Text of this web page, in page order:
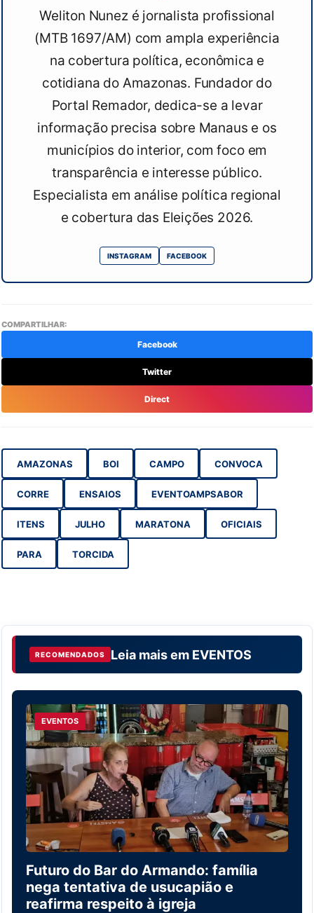
Weliton Nunez é jornalista profissional
(MTB 1697/AM) com ampla experiência
na cobertura política, econômica e
cotidiana do Amazonas. Fundador do
Portal Remador, dedica-se a levar
informação precisa sobre Manaus e os
municípios do interior, com foco em
transparência e interesse público.
Especialista em análise política regional
e cobertura das Eleições 2026.
INSTAGRAM FACEBOOK
COMPARTILHAR:
Facebook
Twitter
Direct
AMAZONAS BOI CAMPO CONVOCA
CORRE ENSAIOS EVENTOAMPSABOR
ITENS JULHO MARATONA OFICIAIS
PARA TORCIDA
RECOMENDADOS Leia mais em EVENTOS
EVENTOS
Futuro do Bar do Armando: família
nega tentativa de usucapião e
reafirma respeito à igreja